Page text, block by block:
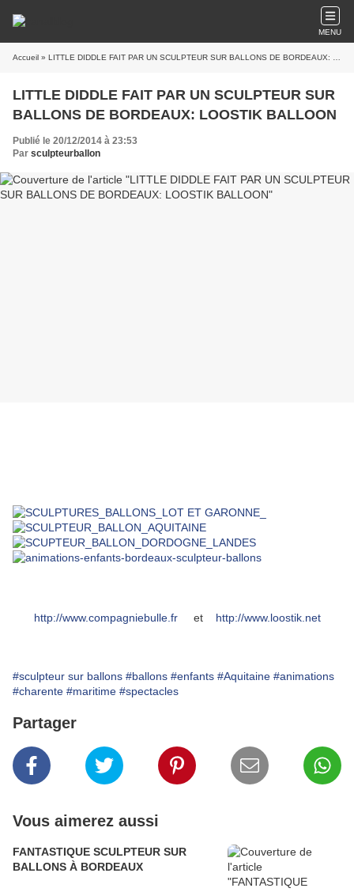
MENU
Accueil » LITTLE DIDDLE FAIT PAR UN SCULPTEUR SUR BALLONS DE BORDEAUX: LOOSTIK BALLOON
LITTLE DIDDLE FAIT PAR UN SCULPTEUR SUR
BALLONS DE BORDEAUX: LOOSTIK BALLOON
Publié le 20/12/2014 à 23:53
Par sculpteurballon
http://www.compagniebulle.fret http://www.loostik.net
#sculpteur sur ballons #ballons #enfants #Aquitaine #animations
#charente #maritime #spectacles
Partager
Vous aimerez aussi
FANTASTIQUE SCULPTEUR SUR
BALLONS À BORDEAUX